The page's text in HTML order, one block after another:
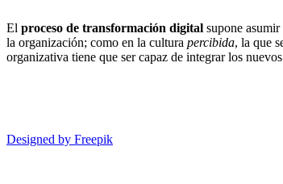
El proceso de transformación digital supone asumir
la organización; como en la cultura percibida, la que
organizativa tiene que ser capaz de integrar los
Designed by Freepik